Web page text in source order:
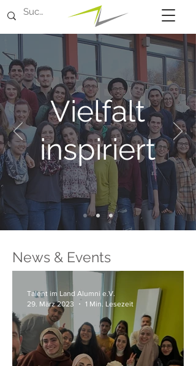
Vielfalt
inspiriert
News & Events
Talent im Land Alumni e.V.
29. März 2023
1 Min. Lesezeit